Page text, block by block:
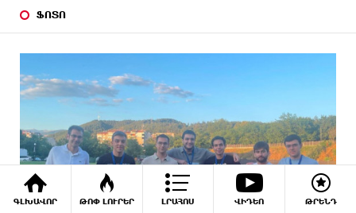
ԳԼԽԱՎՈՐ ԹՈՓ ԼՈՒՐԵՐ ԼՐԱՀՈՍ ՎԻԴԵՈ ԹՐԵՆԴ
ՖՈՏՈ